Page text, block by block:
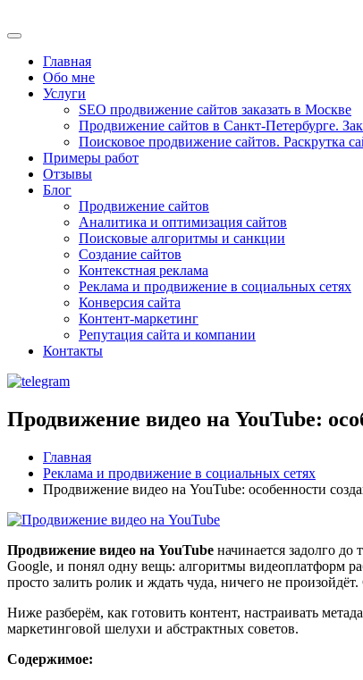
Главная
Обо мне
Услуги
SEO продвижение сайтов заказать в Москве
Продвижение сайтов в Санкт-Петербурге.
Поисковое продвижение сайтов. Раскрутка
Примеры работ
Отзывы
Блог
Продвижение сайтов
Аналитика и оптимизация сайтов
Поисковые алгоритмы и санкции
Создание сайтов
Контекстная реклама
Реклама и продвижение в социальных сетях
Конверсия сайта
Контент-маркетинг
Репутация сайта и компании
Контакты
Продвижение видео на YouTube:
Главная
Реклама и продвижение в социальных сетях
Продвижение видео на YouTube: особенности
Продвижение видео на YouTube начинается задолго
Google, и понял одну вещь: алгоритмы видеоплатформ
просто залить ролик и ждать чуда, ничего не
Ниже разберём, как готовить контент, настраивать
маркетинговой шелухи и абстрактных советов.
Содержимое: